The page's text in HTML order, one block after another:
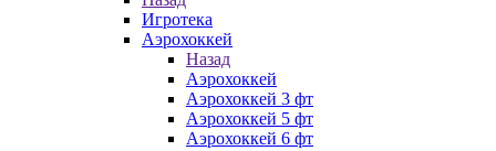
Игротека
Аэрохоккей
Назад
Аэрохоккей
Аэрохоккей 3 фт
Аэрохоккей 5 фт
Аэрохоккей 6 фт